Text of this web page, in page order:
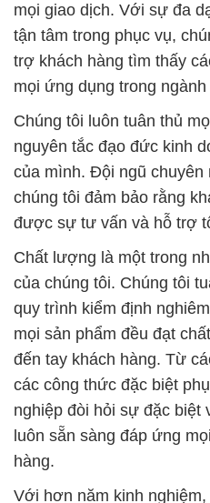
mọi giao dịch. Với sự đa
tận tâm trong phục vụ,
trợ khách hàng tìm thấy
mọi ứng dụng trong
Chúng tôi luôn tuân thủ
nguyên tắc đạo đức kinh
của mình. Đội ngũ chuyên
chúng tôi đảm bảo rằng
được sự tư vấn và hỗ trợ
Chất lượng là một trong
của chúng tôi. Chúng tôi
quy trình kiểm định
mọi sản phẩm đều đạt
đến tay khách hàng. Từ
các công thức đặc biệt
nghiệp đòi hỏi sự đặc biệt
luôn sẵn sàng đáp ứng
hàng.
Với hơn năm kinh